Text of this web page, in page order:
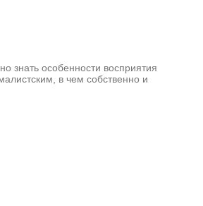
знать особенности восприятия
в чем собственно и